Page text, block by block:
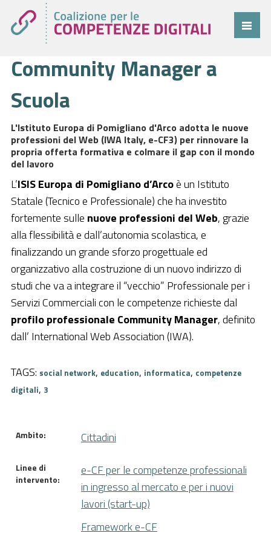
Coalizione
Comitato
Cittadini
Imprese
Pubblica Amministrazione
Cruscotto
Cittadini
Pubblica Amministrazione
Documentazione
Finanziamenti
Community Manager a
Scuola
L'Istituto Europa di Pomigliano d'Arco adotta le nuove
professioni del Web (IWA Italy, e-CF3) per rinnovare la
propria offerta formativa e colmare il gap con il mondo
del lavoro
L’ISIS Europa di Pomigliano d’Arcoè un Istituto
Statale (Tecnico e Professionale) che ha investito
fortemente sulle nuove professioni del Web, grazie
alla flessibilità e dall’autonomia scolastica, e
finalizzando un grande sforzo progettuale ed
organizzativo alla costruzione di un nuovo indirizzo di
studi che va a integrare il “vecchio” Professionale per i
Servizi Commerciali con le competenze richieste dal
profilo professionale Community Manager, definito
dall’ International Web Association (IWA).
TAGS: social network, education, informatica, competenze
digitali, 3
Ambito: Cittadini
Linee di
intervento:
e-CF per le competenze professionali
in ingresso al mercato e per i nuovi
lavori (start-up)
Framework e-CF